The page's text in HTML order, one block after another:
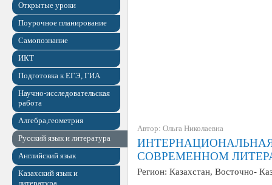
Открытые уроки
Поурочное планирование
Самопознание
ИКТ
Подготовка к ЕГЭ, ГИА
Научно-исследовательская
работа
Алгебра,геометрия
Русский язык и литература
Английский язык
Казахский язык и
литература
Автор: Ольга Николаевна
СОВРЕМЕННОМ
Регион: Казахстан, Восточно-